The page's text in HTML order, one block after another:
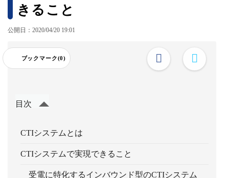
きること
公開日：2020/04/20 19:01
ブックマーク(0)
目次
CTIシステムとは
CTIシステムで実現できること
受電に特化するインバウンド型のCTIシステム